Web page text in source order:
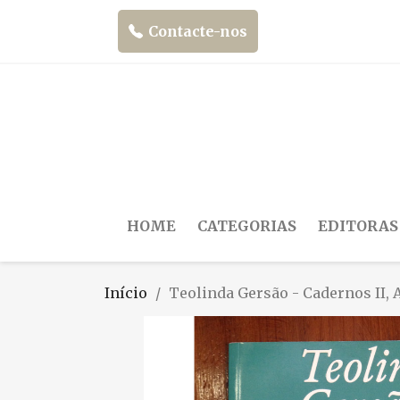
Contacte-nos
HOME CATEGORIAS EDITORAS
Início Teolinda Gersão - Cadernos II,